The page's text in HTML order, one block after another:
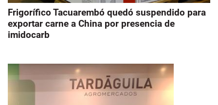
Frigorífico Tacuarembó quedó suspendido para
exportar carne a China por presencia de
imidocarb